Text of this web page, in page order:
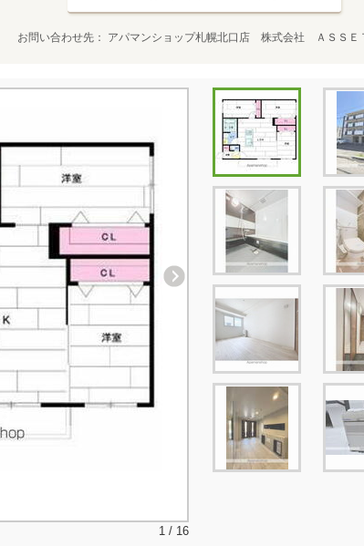
お問い合わせ先 アパマンショップ札幌北口店 株式会社 ＡＳＳＥ
1 / 16